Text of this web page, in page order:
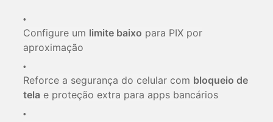
Configure um limite baixo para PIX por
aproximação
Reforce a segurança do celular com bloqueio de
tela e proteção extra para apps bancários